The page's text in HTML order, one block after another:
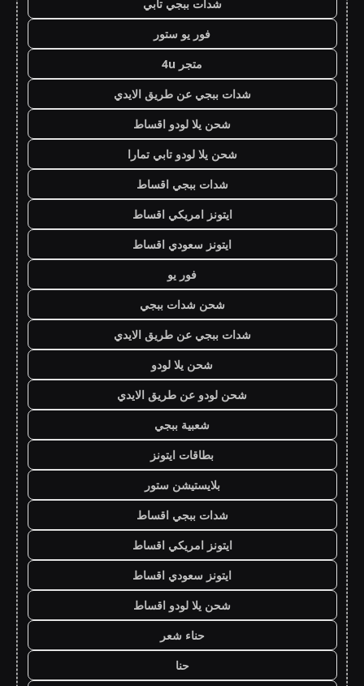
شدات ببجي تابي
فور يو ستور
متجر 4u
شدات ببجي عن طريق الايدي
شحن يلا لودو اقساط
شحن يلا لودو تابي تمارا
شدات ببجي اقساط
ايتونز امريكي اقساط
ايتونز سعودي اقساط
فور يو
شحن شدات ببجي
شدات ببجي عن طريق الايدي
شحن يلا لودو
شحن لودو عن طريق الايدي
شعبية ببجي
بطاقات ايتونز
بلايستيشن ستور
شدات ببجي اقساط
ايتونز امريكي اقساط
ايتونز سعودي اقساط
شحن يلا لودو اقساط
حناء شعر
حنا